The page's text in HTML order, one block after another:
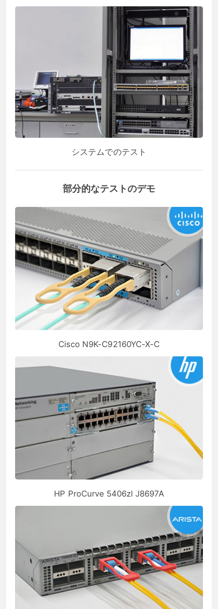
システムでのテスト
部分的なテストのデモ
Cisco N9K-C92160YC-X-C
HP ProCurve 5406zl J8697A